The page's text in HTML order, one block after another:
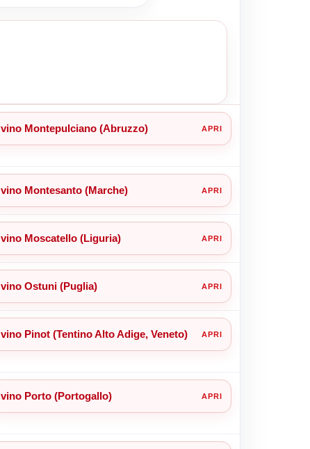
vino Montepulciano (Abruzzo)
vino Montesanto (Marche)
vino Moscatello (Liguria)
vino Ostuni (Puglia)
vino Pinot (Tentino Alto Adige, Veneto)
vino Porto (Portogallo)